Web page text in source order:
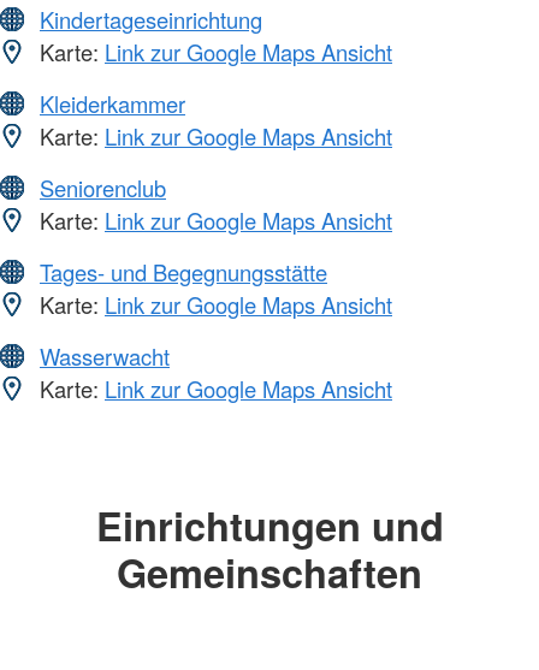
Kindertageseinrichtung
Karte: Link zur Google Maps Ansicht
Kleiderkammer
Karte: Link zur Google Maps Ansicht
Seniorenclub
Karte: Link zur Google Maps Ansicht
Tages- und Begegnungsstätte
Karte: Link zur Google Maps Ansicht
Wasserwacht
Karte: Link zur Google Maps Ansicht
Einrichtungen und
Gemeinschaften